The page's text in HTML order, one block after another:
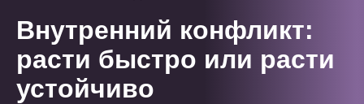
Внутренний конфликт:
расти быстро или расти
устойчиво